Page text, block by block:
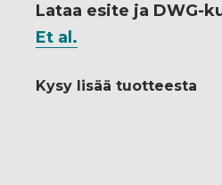
Lataa esite ja DWG-
Et al.
Kysy lisää tuotteesta